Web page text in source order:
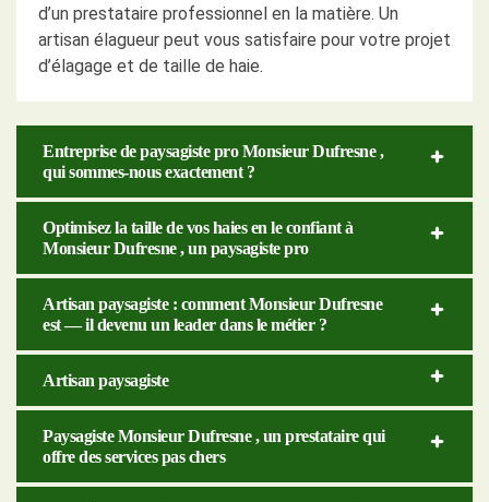
d’un prestataire professionnel en la matière. Un
artisan élagueur peut vous satisfaire pour votre projet
d’élagage et de taille de haie.
Entreprise de paysagiste pro Monsieur Dufresne ,
qui sommes-nous exactement ?
Optimisez la taille de vos haies en le confiant à
Monsieur Dufresne , un paysagiste pro
Artisan paysagiste : comment Monsieur Dufresne
est — il devenu un leader dans le métier ?
Artisan paysagiste
Paysagiste Monsieur Dufresne , un prestataire qui
offre des services pas chers